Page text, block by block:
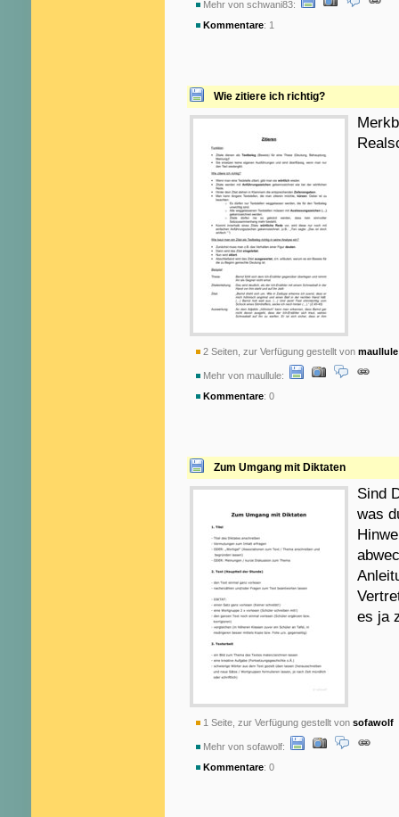
Mehr von schwani83:
Kommentare: 1
Wie zitiere ich richtig?
2 Seiten, zur Verfügung gestellt von maullule
Mehr von maullule:
Kommentare: 0
Zum Umgang mit Diktaten
Sind
was
es ja
1 Seite, zur Verfügung gestellt von sofawolf
Mehr von sofawolf:
Kommentare: 0